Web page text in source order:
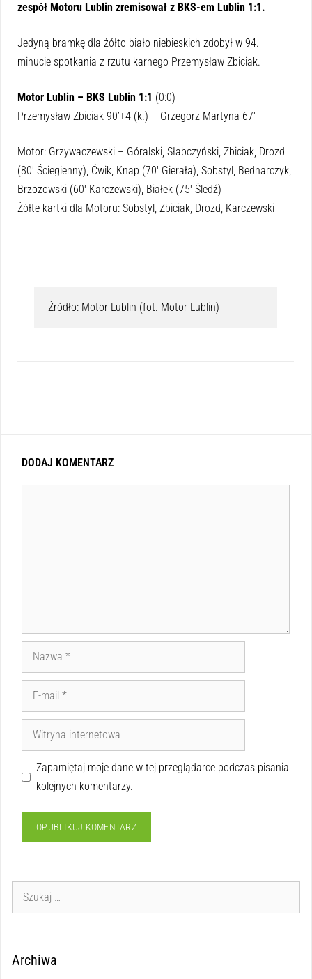
zespół Motoru Lublin zremisował z BKS-em Lublin 1:1.
Jedyną bramkę dla żółto-biało-niebieskich zdobył w 94.
minucie spotkania z rzutu karnego Przemysław Zbiciak.
Motor Lublin – BKS Lublin 1:1 (0:0)
Przemysław Zbiciak 90’+4 (k.) – Grzegorz Martyna 67′
Motor: Grzywaczewski – Góralski, Słabczyński, Zbiciak, Drozd
(80′ Ściegienny), Ćwik, Knap (70′ Gierała), Sobstyl, Bednarczyk,
Brzozowski (60′ Karczewski), Białek (75′ Śledź)
Żółte kartki dla Motoru: Sobstyl, Zbiciak, Drozd, Karczewski
Źródło: Motor Lublin (fot. Motor Lublin)
DODAJ KOMENTARZ
Zapamiętaj moje dane w tej przeglądarce podczas pisania
kolejnych komentarzy.
Archiwa